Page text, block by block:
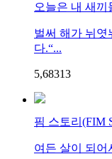
오늘은 내 새끼
벌써 해가 뉘엿
다.“...
5,68313
핌 스토리(FIM
여든 살이 되어